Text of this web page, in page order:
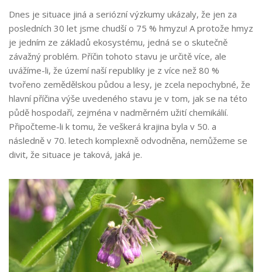
Dnes je situace jiná a seriózní výzkumy ukázaly, že jen za
posledních 30 let jsme chudší o 75 % hmyzu! A protože hmyz
je jedním ze základů ekosystému, jedná se o skutečně
závažný problém. Příčin tohoto stavu je určitě více, ale
uvážíme-li, že území naší republiky je z více než 80 %
tvořeno zemědělskou půdou a lesy, je zcela nepochybné, že
hlavní příčina výše uvedeného stavu je v tom, jak se na této
půdě hospodaří, zejména v nadměrném užití chemikálií.
Připočteme-li k tomu, že veškerá krajina byla v 50. a
následně v 70. letech komplexně odvodněna, nemůžeme se
divit, že situace je taková, jaká je.